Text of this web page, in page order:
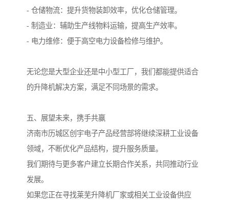
- 仓储物流：提升货物装卸效率，优化仓储管理。
- 制造业：辅助生产线物料运输，提高生产效率。
- 电力维修：便于高空电力设备检修与维护。
无论您是大型企业还是中小型工厂，我们都能提供适合
的升降机解决方案，满足不同场景的需求。
五、展望未来，携手共赢
济南市历城区创宇电子产品经营部将继续深耕工业设备
领域，不断优化产品结构，提升服务质量。
我们期待与更多客户建立长期合作关系，共同推动行业
发展。
如果您正在寻找莱芜升降机厂家或相关工业设备供应